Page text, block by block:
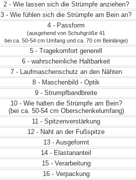
2 - Wie lassen sich die Strümpfe anziehen?
3 - Wie fühlen sich die Strümpfe am Bein an?
4 - Passform
(ausgehend von Schuhgröße 41
bei ca. 50-54 cm Umfang und ca. 70 cm Beinlänge)
5 - Tragekomfort generell
6 - wahrscheinliche Haltbarkeit
7 - Laufmaschenschutz an den Nähten
8 - Maschenbild - Optik
9 - Strumpfbandbreite
10 - Wie halten die Strümpfe am Bein?
(bei ca. 50-54 cm Oberschenkelumfang)
11 - Spitzenverstärkung
12 - Naht an der Fußspitze
13 - Ausgeformt
14 - Elastananteil
15 - Verarbeitung
16 - Verpackung